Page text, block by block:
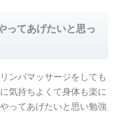
ってあげたいと思っ
ンパマッサージをしても
気持ちよくて身体も楽に
ってあげたいと思い勉強